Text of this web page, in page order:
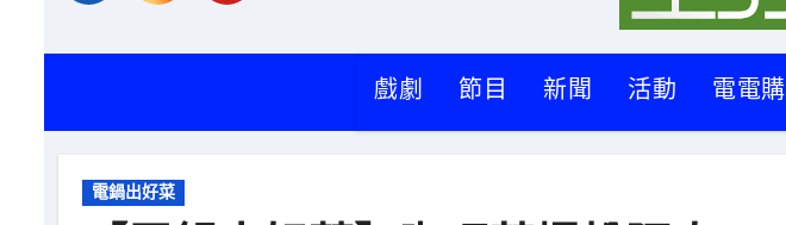
戲劇 節目 新聞 活動 電電購
電鍋出好菜